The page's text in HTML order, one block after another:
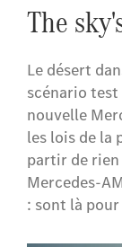
The
Le désert
scénario
nouvelle
les lois de la
partir de
Mercedes-
: sont là